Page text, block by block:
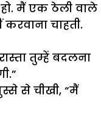
मैं एक ठेली वाले
चाहती.
तुम्हें बदलना
से चीखी, “मैं